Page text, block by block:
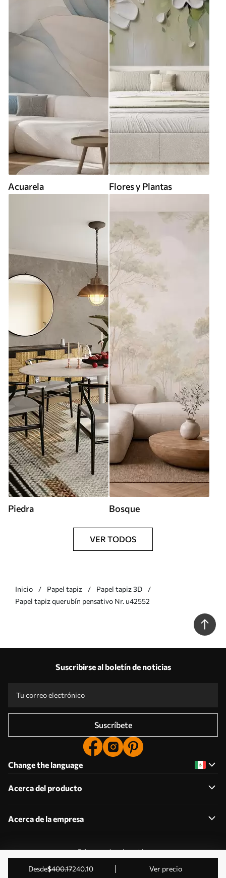
desde$400.17240.10 Ver precio
Acuarela Flores y Plantas
Piedra Bosque
VER TODOS
Inicio Papel tapiz
Papel tapiz 3D
Papel tapiz querubín pensativo Nr. u42552
Suscribirse al boletín de noticias
Suscríbete
Change the language
Acerca del producto
Acerca de la empresa
Editar permisos de cookies
2011-2026 Uwalls . Todos los derechos reservados.
Gestionado por KLW Sp. z o.o. CIF: PL9223057591.